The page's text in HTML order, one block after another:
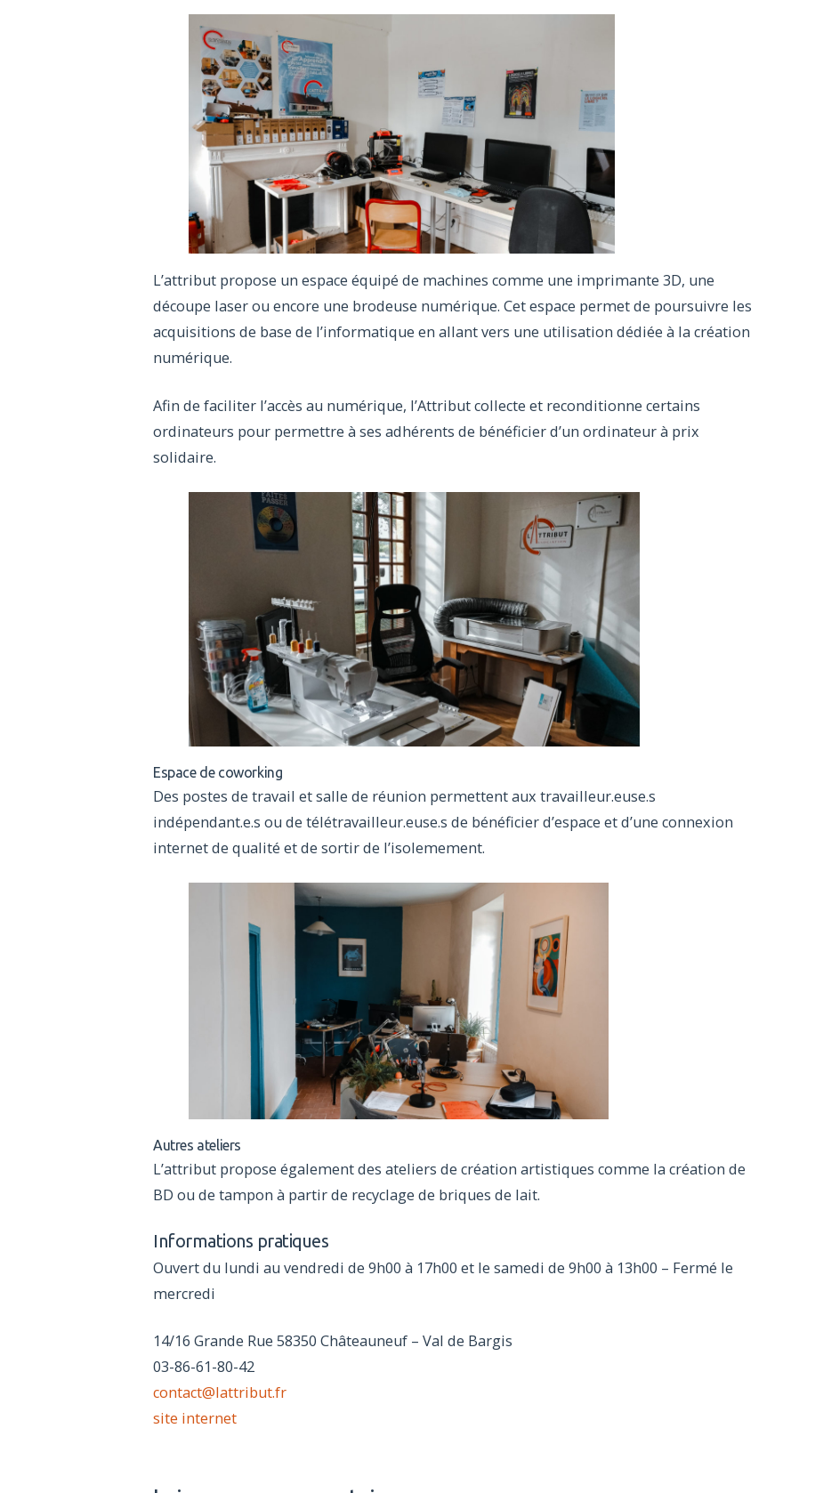
L’attribut propose un espace équipé de machines comme une imprimante 3D, une
découpe laser ou encore une brodeuse numérique. Cet espace permet de poursuivre les
acquisitions de base de l’informatique en allant vers une utilisation dédiée à la création
numérique.
Afin de faciliter l’accès au numérique, l’Attribut collecte et reconditionne certains
ordinateurs pour permettre à ses adhérents de bénéficier d’un ordinateur à prix
solidaire.
Espace de coworking
Des postes de travail et salle de réunion permettent aux travailleur.euse.s
indépendant.e.s ou de télétravailleur.euse.s de bénéficier d’espace et d’une connexion
internet de qualité et de sortir de l’isolemement.
Autres ateliers
L’attribut propose également des ateliers de création artistiques comme la création de
BD ou de tampon à partir de recyclage de briques de lait.
Informations pratiques
Ouvert du lundi au vendredi de 9h00 à 17h00 et le samedi de 9h00 à 13h00 – Fermé le
mercredi
14/16 Grande Rue 58350 Châteauneuf – Val de Bargis
03-86-61-80-42
contact@lattribut.fr
site internet